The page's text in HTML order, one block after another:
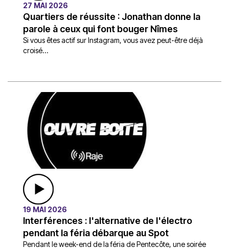
27 MAI 2026
Quartiers de réussite : Jonathan donne la
parole à ceux qui font bouger Nîmes
Si vous êtes actif sur Instagram, vous avez peut-être déjà
croisé...
19 MAI 2026
Interférences : l'alternative de l'électro
pendant la féria débarque au Spot
Pendant le week-end de la féria de Pentecôte, une soirée